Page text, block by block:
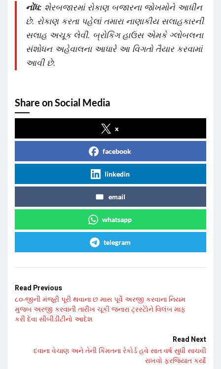
નોંધ: શેરબજારમાં રોકાણ બજારના જોખમોને આધીન
છે. રોકાણ કરતા પહેલાં તમારા નાણાકીય સલાહકારની
સલાહ અચૂક લેવી. બ્રોકિંગ હાઉસ એમકે ગ્લોબલના
સંશોધન અહેવાલના આધારે આ વિગતો તૈયાર કરવામાં
આવી છે.
Share on Social Media
x
facebook
linkedin
email
whatsapp
telegram
Read Previous
૮૦-જીની મંજૂરી પૂરી થવાના છ માસ પૂર્વે અરજી કરવાના નિયમ
મુજબ અરજી કરવાની તારીખ ચૂકી જનારા ટ્રસ્ટોેને વિલંબ માફ
કરી દેવા સીબીડીટીનો આદેશ
Read Next
દવાના વેચાણ અને તેની કિંમતના રેકોર્ડ હવે સાત વર્ષ સુધી સાચવી
રાખવો ફરજિયાત કર્યો